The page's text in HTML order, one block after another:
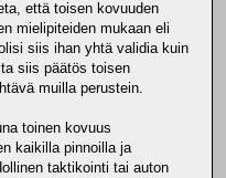
että toisen kovuuden
mielipiteiden mukaan eli
siis ihan yhtä validia kuin
siis päätös toisen
muilla perustein.
toinen kovuus
kaikilla pinnoilla ja
taktikointi tai auton